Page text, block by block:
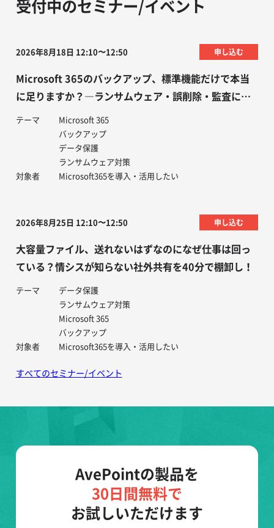
受付中のセミナー/イベント
2026年8月18日 12:10〜12:50 申し込む
Microsoft 365のバックアップ、標準機能だけで本当
に足りますか？―ランサムウェア・誤削除・監査に備
えるデータ保護の考え方
テーマ
Microsoft 365
バックアップ
データ保護
ランサムウェア対策
対象者
Microsoft365を導入・活用したい
2026年8月25日 12:10〜12:50 申し込む
大容量ファイル、送れないはずなのになぜ仕事は回っ
ている？情シスが知らない社外共有を40分で棚卸し！
テーマ
データ保護
ランサムウェア対策
Microsoft 365
バックアップ
対象者
Microsoft365を導入・活用したい
すべてのセミナー/イベント
AvePointの製品を
30日間無料で
お試しいただけます